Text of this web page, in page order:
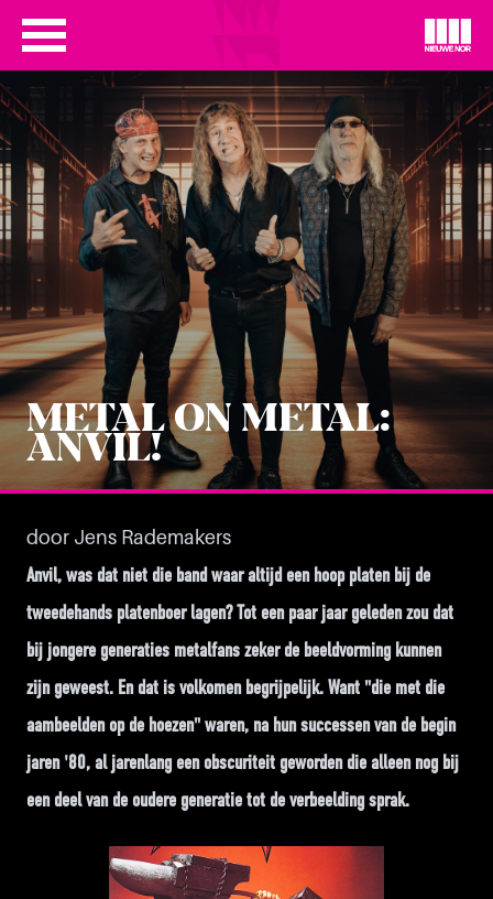
METAL ON METAL:
ANVIL!
door Jens Rademakers
Anvil, was dat niet die band waar altijd een hoop platen bij de
tweedehands platenboer lagen? Tot een paar jaar geleden zou dat
bij jongere generaties metalfans zeker de beeldvorming kunnen
zijn geweest. En dat is volkomen begrijpelijk. Want "die met die
aambeelden op de hoezen" waren, na hun successen van de begin
jaren '80, al jarenlang een obscuriteit geworden die alleen nog bij
een deel van de oudere generatie tot de verbeelding sprak.